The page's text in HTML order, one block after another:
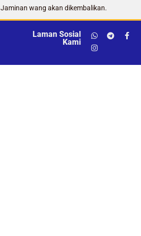
Jaminan wang akan dikembalikan.
Laman Sosial
Kami